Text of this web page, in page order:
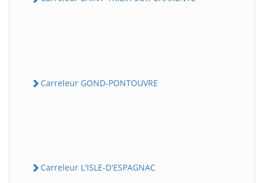
Carreleur GOND-PONTOUVRE
Carreleur L'ISLE-D'ESPAGNAC